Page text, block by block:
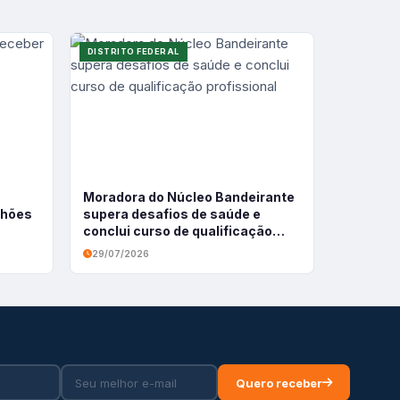
DISTRITO FEDERAL
Moradora do Núcleo Bandeirante
supera desafios de saúde e
conclui curso de qualificação
profissional
29/07/2026
Quero receber